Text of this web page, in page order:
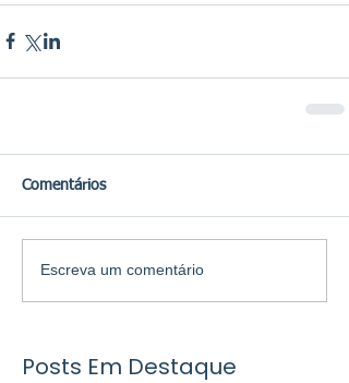
Comentários
Escreva um comentário
Posts Em Destaque